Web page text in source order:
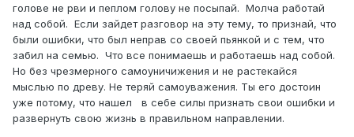
голове не рви и пеплом голову не посыпай. Молча работай
над собой. Если зайдет разговор на эту тему, то признай, что
были ошибки, что был неправ со своей пьянкой и с тем, что
забил на семью. Что все понимаешь и работаешь над собой.
Но без чрезмерного самоуничижения и не растекайся
мыслью по древу. Не теряй самоуважения. Ты его достоин
уже потому, что нашел в себе силы признать свои ошибки и
развернуть свою жизнь в правильном направлении.